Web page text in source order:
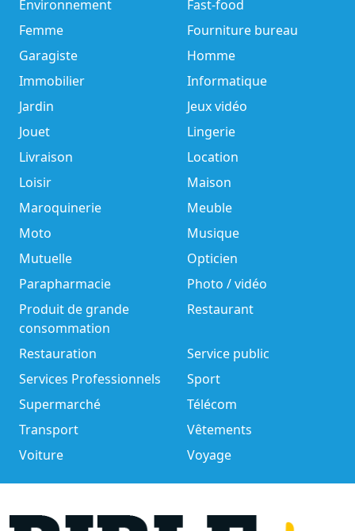
Environnement
Fast-food
Femme
Fourniture bureau
Garagiste
Homme
Immobilier
Informatique
Jardin
Jeux vidéo
Jouet
Lingerie
Livraison
Location
Loisir
Maison
Maroquinerie
Meuble
Moto
Musique
Mutuelle
Opticien
Parapharmacie
Photo / vidéo
Produit de grande
consommation
Restaurant
Restauration
Service public
Services Professionnels
Sport
Supermarché
Télécom
Transport
Vêtements
Voiture
Voyage